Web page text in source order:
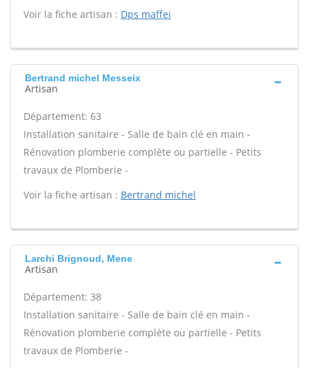
Voir la fiche artisan : Dps maffei
Bertrand michel Messeix
Artisan
Département: 63
Installation sanitaire - Salle de bain clé en main -
Rénovation plomberie complète ou partielle - Petits
travaux de Plomberie -
Voir la fiche artisan : Bertrand michel
Larchi Brignoud, Mene
Artisan
Département: 38
Installation sanitaire - Salle de bain clé en main -
Rénovation plomberie complète ou partielle - Petits
travaux de Plomberie -